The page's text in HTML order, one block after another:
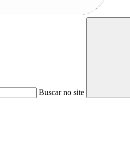
Buscar no site